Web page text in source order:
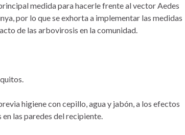
medida para hacerle frente al vector Aedes
por lo que se exhorta a implementar las medidas
de las arbovirosis en la comunidad.
higiene con cepillo, agua y jabón, a los efectos
las paredes del recipiente.